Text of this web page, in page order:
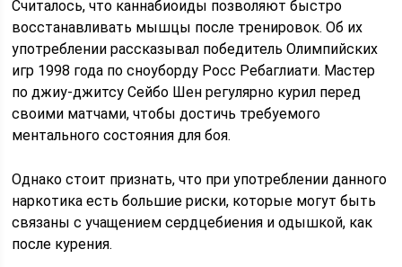
Считалось, что каннабиоиды позволяют быстро
восстанавливать мышцы после тренировок. Об их
употреблении рассказывал победитель Олимпийских
игр 1998 года по сноуборду Росс Ребаглиати. Мастер
по джиу-джитсу Сейбо Шен регулярно курил перед
своими матчами, чтобы достичь требуемого
ментального состояния для боя.
Однако стоит признать, что при употреблении данного
наркотика есть большие риски, которые могут быть
связаны с учащением сердцебиения и одышкой, как
после курения.